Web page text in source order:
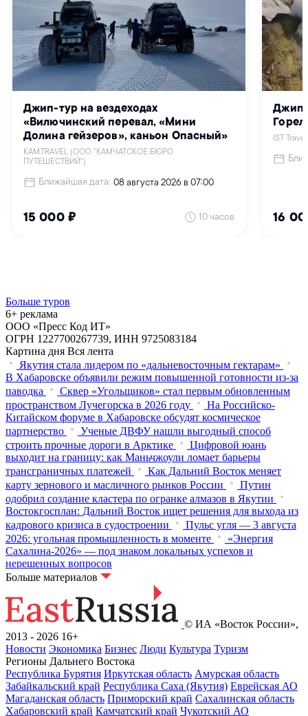
Больше туров
6+ реклама
ООО «Пресс Код ИТ»
ОГРН 1227700267739, ИНН 9725083184
Картина дня Вся лента
Якутия стала лидером по «дальневосточным гектарам»
В Хабаровске объявили режим повышенной готовности из‑за
паводка
Сквер «Угольщиков» стал первым обновленным
пространством Лучегорска в 2026 году
На Российско-
Китайском форуме в Хабаровске обсудят космическое
партнерство
Ученые ДВФУ нашли выгодный способ
строить прочные дороги в Арктике
Цифровой юань
выходит на границу: как Маньчжоули ломает барьеры
трансграничных платежей
Как Дальний Восток меняет
карту зернового и масличного рынков России
Путин
одобрил создание кластера по огранке алмазов в Якутии
Востокгосплан: Дальний Восток ищет решения для выхода из
кадрового кризиса в судостроении
Пульс угля — 3 августа
2026: угольная промышленность в моменте
«Энергия
Сахалина-2026» — под знаком локальных успехов и
нерешенных вопросов
Больше материалов
© ИА «Восток России»,
2013 - 2026 16+
Новости Экономика Бизнес Люди Культура Туризм
Регионы Дальнего Востока
Республика Бурятия Иркутская область Амурская область
Забайкальский край Республика Саха (Якутия) Еврейская АО
Магаданская область Приморский край Сахалинская область
Хабаровский край Камчатский край Чукотский АО